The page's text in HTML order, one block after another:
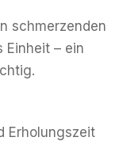
schmerzenden
Einheit – ein
Erholungszeit